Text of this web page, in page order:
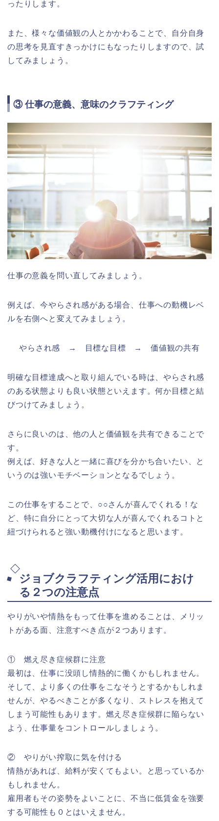
ったりします。
また、様々な価値観の人とかかわることで、自分自身
の思考を見直すきっかけにもなったりしますので、試
してみましょう。
③ 仕事の意義、意味のクラフティング
仕事の意義を問い直してみましょう。
例えば、今やらされ感がある場合、仕事への動機レベ
ルを右側へと変えてみましょう。
やらされ感 → 目標な目標 → 価値観の共有
明確な目標達成へと取り組んでいる時は、やらされ感
のある状態よりも良い状態といえます。何か目標と結
びつけてみましょう。
さらに良いのは、他の人と価値観を共有できることで
す。
例えば、好きな人と一緒に喜びを分かち合いたい 、と
いうのは強いモチベーションとなるでしょう。
この仕事をすることで、○○さんが喜んでくれる！な
ど、特に 自分にとって大切な人が喜んでくれる コトと
紐づけられると強い動機付けになると思います。
ジョブクラフティング活用におけ
る２つの注意点
やりがいや情熱をもって仕事を進めることは、メリッ
トがある面、注意すべき点が２つあります。
① 燃え尽き症候群に注意
最初は、仕事に没頭し情熱的に働くかもしれません。
そして、より多くの仕事をこなそうとするかもしれま
せんが、やるべきことが多くなり、ストレスを抱えて
しまう可能性もあります。燃え尽き症候群に陥らない
よう、仕事量をコントロールしましょう。
② やりがい搾取に気を付ける
情熱があれば、給料が安くてもよい。と思っているか
もしれません。
雇用者もその姿勢をよいことに、不当に低賃金を強要
する可能性も０とはいえません。